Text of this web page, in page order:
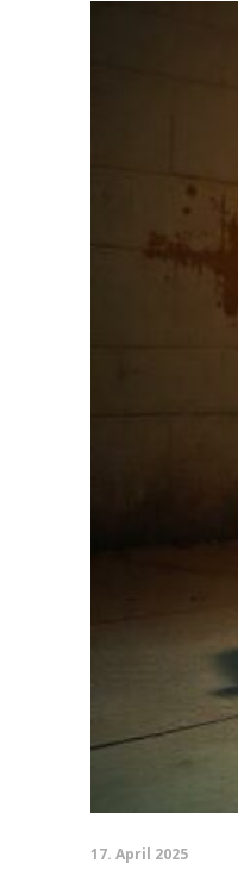
17. April 2025